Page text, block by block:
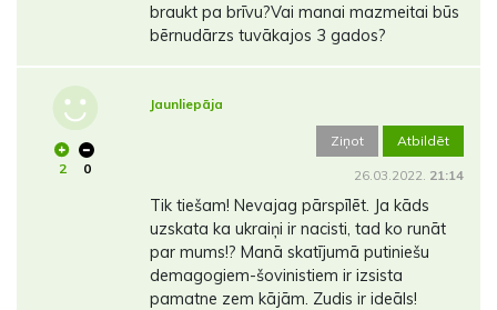
braukt pa brīvu?Vai manai mazmeitai būs
bērnudārzs tuvākajos 3 gados?
2 0
Jaunliepāja
Ziņot Atbildēt
26.03.2022. 21:14
Tik tiešam! Nevajag pārspīlēt. Ja kāds
uzskata ka ukraiņi ir nacisti, tad ko runāt
par mums!? Manā skatījumā putiniešu
demagogiem-šovinistiem ir izsista
pamatne zem kājām. Zudis ir ideāls!